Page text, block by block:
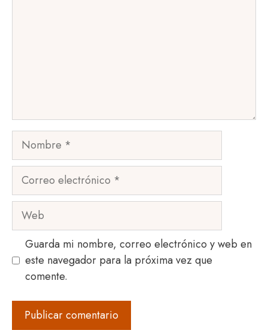
Nombre
Correo
Web
Guarda mi nombre, correo electrónico y web en
este navegador para la próxima vez que
comente.